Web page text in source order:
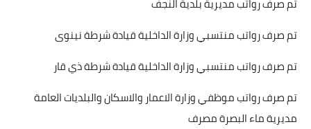
تم صرف رواتب منتسبي وزارة الداخلية قيادة شرطة نينوى
تم صرف رواتب منتسبي وزارة الداخلية قيادة شرطة ذي قار
تم صرف رواتب موظفي وزارة الاعمار والاسكان والبلديات العامة
مديرية ماء البصرة مصرف